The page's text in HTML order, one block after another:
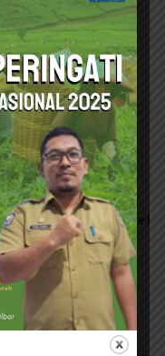
browser for the next time I